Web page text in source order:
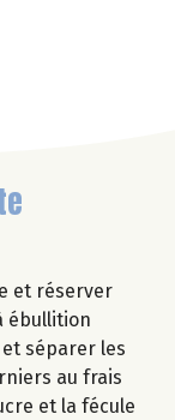
et réserver
ébullition
séparer les
au frais
et la fécule